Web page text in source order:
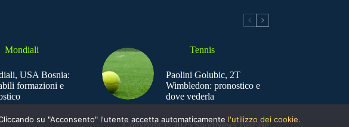
Mondiali
USA Bosnia:
formazioni e
Tennis
Paolini Golubic, 2T
Wimbledon: pronostico e
dove vederla
su "Acconsento" l'utente accetta automaticamente l'utilizzo dei cookie.